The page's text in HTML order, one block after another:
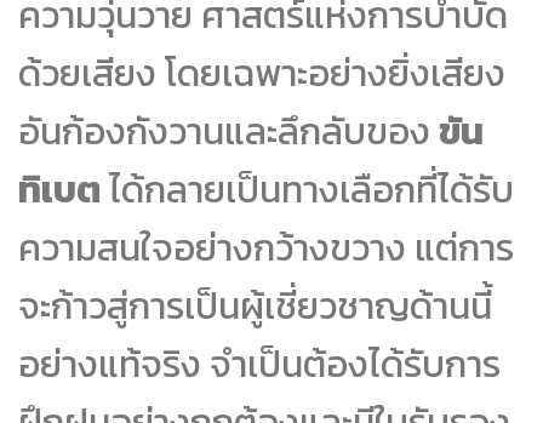
ความวุ่นวาย ศาสตร์แห่งการบำบัด
ด้วยเสียง โดยเฉพาะอย่างยิ่งเสียง
อันก้องกังวานและลึกลับของขัน
ทิเบตได้กลายเป็นทางเลือกที่ได้รับ
ความสนใจอย่างกว้างขวาง แต่การ
จะก้าวสู่การเป็นผู้เชี่ยวชาญด้านนี้
อย่างแท้จริง จำเป็นต้องได้รับการ